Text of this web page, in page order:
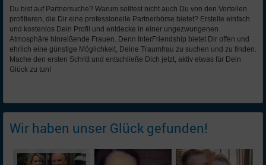
Du bist auf Partnersuche? Warum solltest nicht auch Du von den Vorteilen
profitieren, die Dir eine professionelle Partnerbörse bietet? Erstelle einfach
und kostenlos Dein Profil und entdecke in einer ungezwungenen
Atmosphäre hinreißende Frauen. Denn InterFriendship bietet Dir offen und
ehrlich eine günstige Möglichkeit, Deine Traumfrau zu suchen und zu finden.
Mache den ersten Schritt und entschließe Dich jetzt, aktiv etwas für Dein
Glück zu tun!
Wir haben unser Glück gefunden!